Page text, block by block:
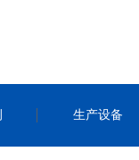
生产设备